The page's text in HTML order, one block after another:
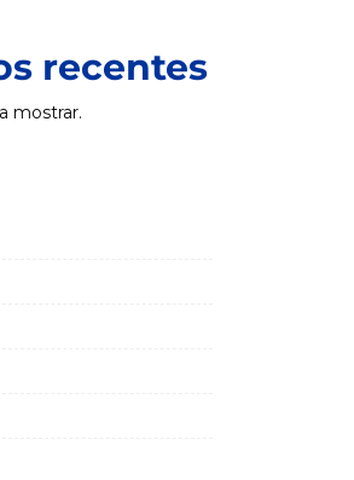
recentes
mostrar.